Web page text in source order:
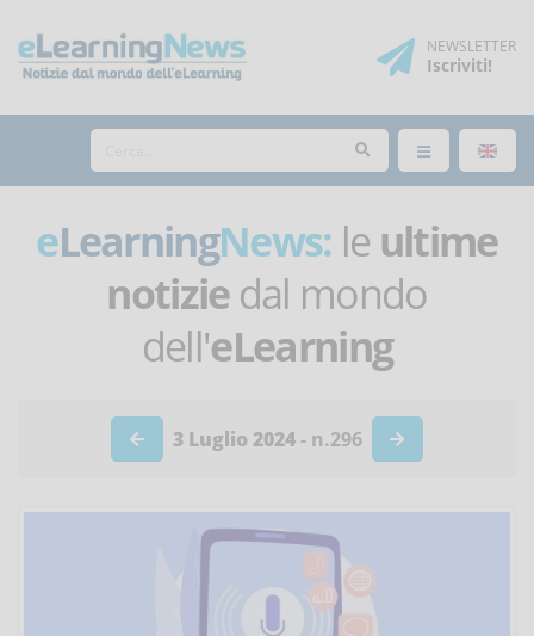
NEWSLETTER
Iscriviti!
eLearningNews: le ultime
notiziedal mondo
dell'eLearning
3 Luglio 2024- n.296